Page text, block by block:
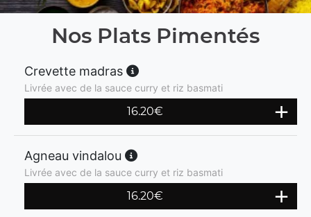
Nos Plats Pimentés
Crevette madras
Livrée avec de la sauce curry et riz basmati
16.20€
Agneau vindalou
Livrée avec de la sauce curry et riz basmati
16.20€